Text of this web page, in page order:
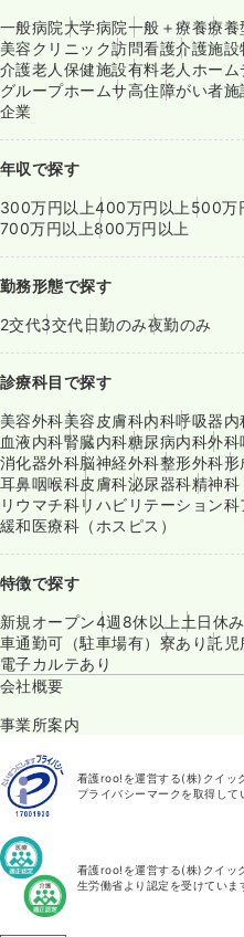
一般病院大学病院一般＋療養療養
美容クリニック訪問看護介護施設
介護老人保健施設有料老人ホーム
グループホームサ高住障がい者施
企業
年収で探す
300万円以上400万円以上 500万
700万円以上800万円以上
勤務形態で探す
2交代3交代日勤のみ夜勤のみ
診療科目で探す
美容外科美容皮膚科内科呼吸器内
血液内科腎臓内科糖尿病内科外科
消化器外科脳神経外科整形外科形
耳鼻咽喉科皮膚科泌尿器科精神科
リウマチ科リハビリテーション科
緩和医療科（ホスピス）
特徴で探す
新規オープン4週8休以上 土日休み
車通勤可（駐車場有） 寮あり託児
電子カルテあり
会社概要
事業所案内
看護roo!を運営する(株)クイッ
プライバシーマークを取得して
看護roo!を運営する(株)クイッ
生労働省より認定を受けていま